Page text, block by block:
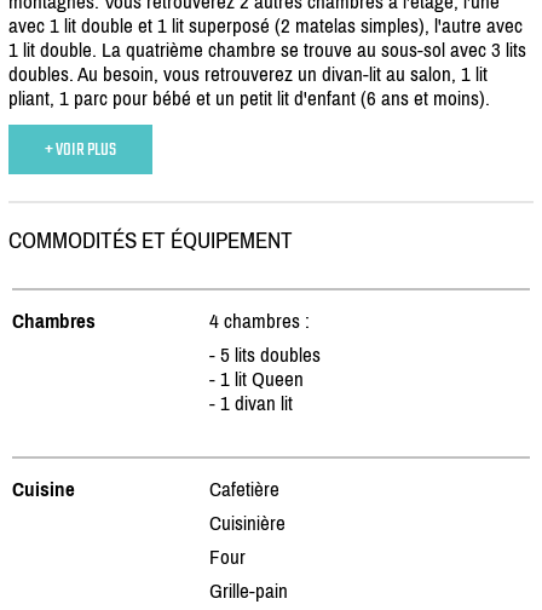
avec 1 lit double et 1 lit superposé (2 matelas simples), l'autre avec
1 lit double. La quatrième chambre se trouve au sous-sol avec 3 lits
doubles. Au besoin, vous retrouverez un divan-lit au salon, 1 lit
pliant, 1 parc pour bébé et un petit lit d'enfant (6 ans et moins).
+ VOIR PLUS
COMMODITÉS ET ÉQUIPEMENT
Chambres
4 chambres :
- 5 lits doubles
- 1 lit Queen
- 1 divan lit
Cuisine
Cafetière
Cuisinière
Four
Grille-pain